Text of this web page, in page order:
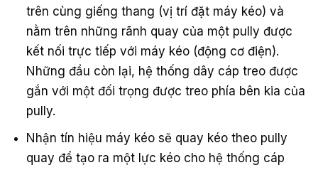
trên cùng giếng thang (vị trí đặt máy kéo) và
nằm trên những rãnh quay của một pully được
kết nối trực tiếp với máy kéo (động cơ điện).
Những đầu còn lại, hệ thống dây cáp treo được
gắn với một đối trọng được treo phía bên kia của
pully.
Nhận tín hiệu máy kéo sẽ quay kéo theo pully
quay để tạo ra một lực kéo cho hệ thống cáp